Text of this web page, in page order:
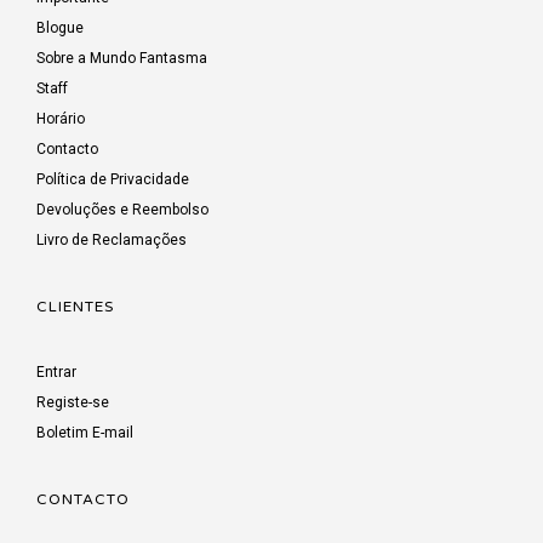
Blogue
Sobre a Mundo Fantasma
Staff
Horário
Contacto
Política de Privacidade
Devoluções e Reembolso
Livro de Reclamações
CLIENTES
Entrar
Registe-se
Boletim E-mail
CONTACTO